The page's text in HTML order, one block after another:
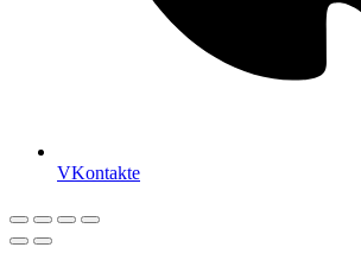
VKontakte